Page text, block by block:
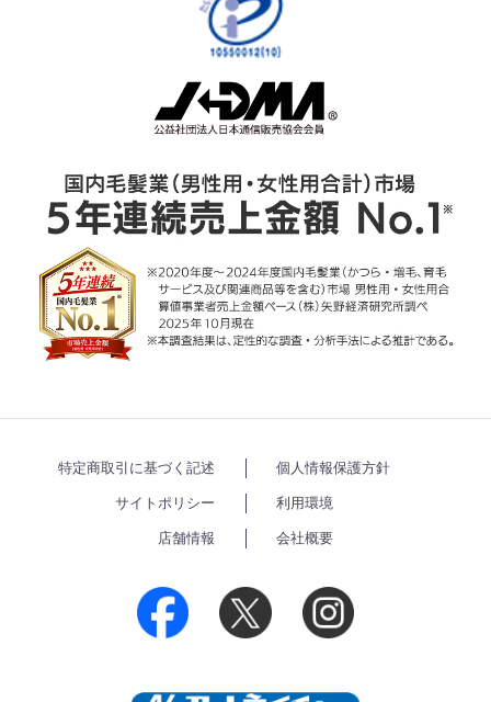
特定商取引に基づく記述 個人情報保護方針
サイトポリシー 利用環境
店舗情報 会社概要